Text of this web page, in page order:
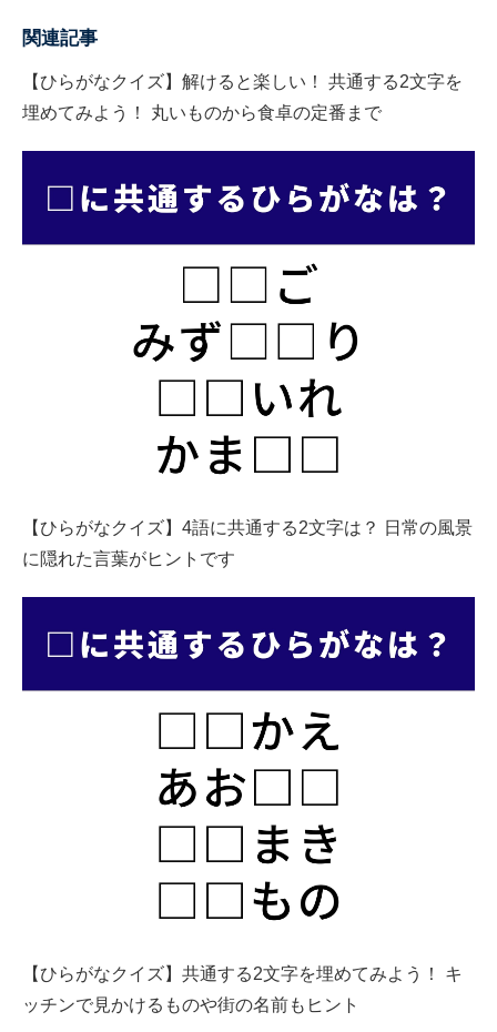
関連記事
【ひらがなクイズ】解けると楽しい！ 共通する2文字を
埋めてみよう！ 丸いものから食卓の定番まで
【ひらがなクイズ】4語に共通する2文字は？ 日常の風景
に隠れた言葉がヒントです
【ひらがなクイズ】共通する2文字を埋めてみよう！ キ
ッチンで見かけるものや街の名前もヒント